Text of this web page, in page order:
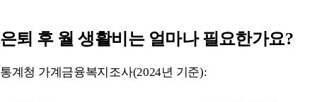
은퇴 후 월 생활비는 얼마나 필요한가요?
통계청 가계금융복지조사(2024년 기준):